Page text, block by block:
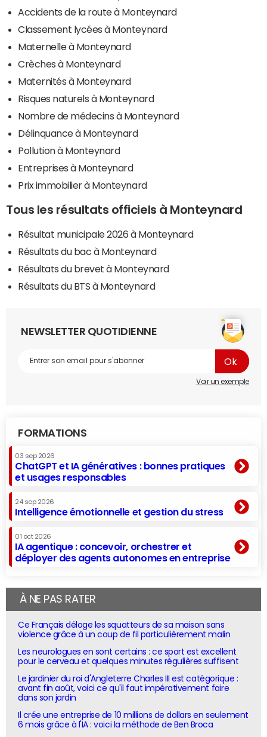
Accidents de la route à Monteynard
Classement lycées à Monteynard
Maternelle à Monteynard
Crèches à Monteynard
Maternités à Monteynard
Risques naturels à Monteynard
Nombre de médecins à Monteynard
Délinquance à Monteynard
Pollution à Monteynard
Entreprises à Monteynard
Prix immobilier à Monteynard
Tous les résultats officiels à Monteynard
Résultat municipale 2026 à Monteynard
Résultats du bac à Monteynard
Résultats du brevet à Monteynard
Résultats du BTS à Monteynard
NEWSLETTER QUOTIDIENNE
Voir un exemple
FORMATIONS
03 sep 2026
ChatGPT et IA génératives : bonnes pratiques
et usages responsables
24 sep 2026
Intelligence émotionnelle et gestion du stress
01 oct 2026
IA agentique : concevoir, orchestrer et
déployer des agents autonomes en entreprise
À NE PAS RATER
Ce Français déloge les squatteurs de sa maison sans
violence grâce à un coup de fil particulièrement malin
Les neurologues en sont certains : ce sport est excellent
pour le cerveau et quelques minutes régulières suffisent
Le jardinier du roi d'Angleterre Charles III est catégorique :
avant fin août, voici ce qu'il faut impérativement faire
dans son jardin
Il crée une entreprise de 10 millions de dollars en seulement
6 mois grâce à l'IA : voici la méthode de Ben Broca